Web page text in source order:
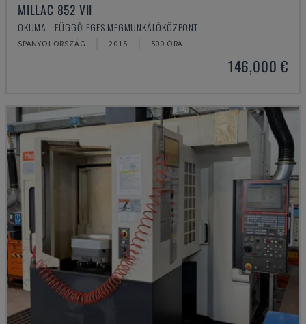
MILLAC 852 VII
OKUMA - FÜGGŐLEGES MEGMUNKÁLÓKÖZPONT
SPANYOLORSZÁG 2015 500 ÓRA
146,000 €